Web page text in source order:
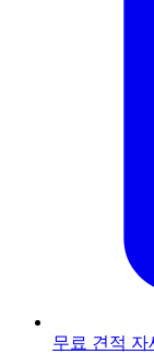
무료 견적 자